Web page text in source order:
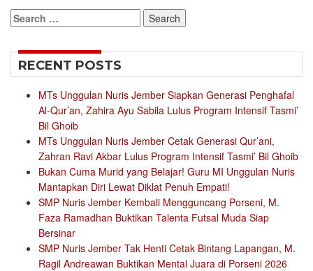
Search
for:
RECENT POSTS
MTs Unggulan Nuris Jember Siapkan Generasi Penghafal
Al-Qur’an, Zahira Ayu Sabila Lulus Program Intensif Tasmi’
Bil Ghoib
MTs Unggulan Nuris Jember Cetak Generasi Qur’ani,
Zahran Ravi Akbar Lulus Program Intensif Tasmi’ Bil Ghoib
Bukan Cuma Murid yang Belajar! Guru MI Unggulan Nuris
Mantapkan Diri Lewat Diklat Penuh Empati!
SMP Nuris Jember Kembali Mengguncang Porseni, M.
Faza Ramadhan Buktikan Talenta Futsal Muda Siap
Bersinar
SMP Nuris Jember Tak Henti Cetak Bintang Lapangan, M.
Ragil Andreawan Buktikan Mental Juara di Porseni 2026